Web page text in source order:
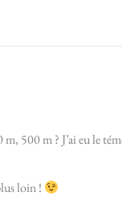
500 m ? J’ai eu le
loin !